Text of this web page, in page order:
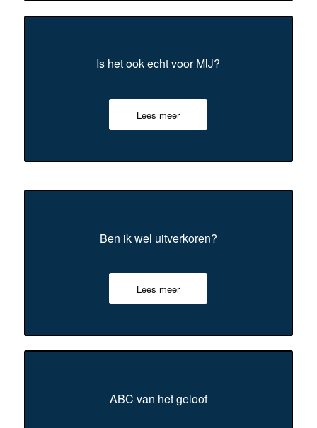
Is het ook echt voor MIJ?
Lees meer
Ben ik wel uitverkoren?
Lees meer
ABC van het geloof